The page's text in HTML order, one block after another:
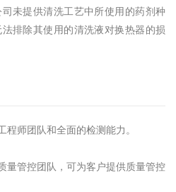
未提供清洗工艺中所使用的药剂种
排除其使用的清洗液对换热器的损
师团队和全面的检测能力。
量管控团队，可为客户提供质量管控